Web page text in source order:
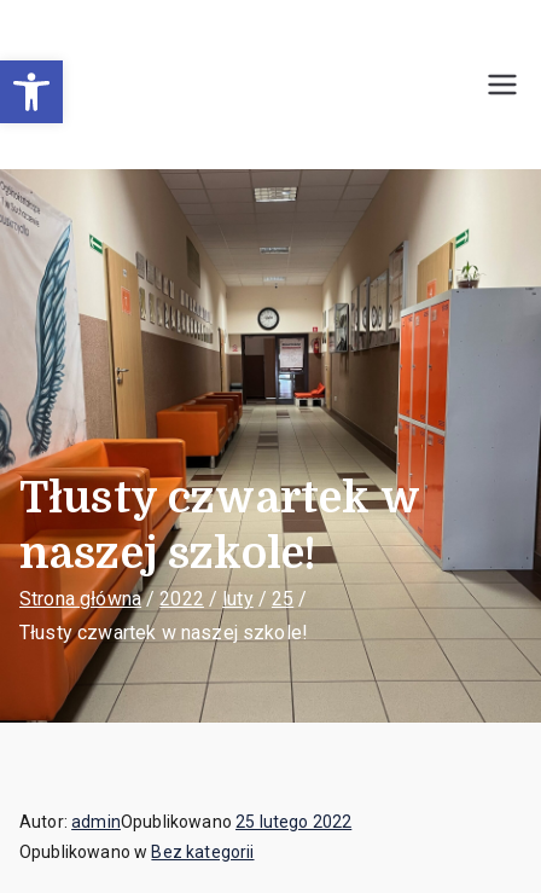
Otwórz pasek narzędzi
Młodzieży Nr 1 w
Sochaczewie
Tłusty czwartek w
naszej szkole!
Strona główna 2022 luty
25
Tłusty czwartek w naszej szkole!
Autor:adminOpublikowano25 lutego 2022
Opublikowano w Bez kategorii